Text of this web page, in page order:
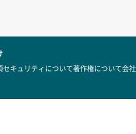
セキュリティについて著作権について会